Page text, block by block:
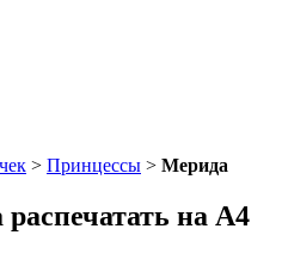
> Принцессы > Мерида
на А4